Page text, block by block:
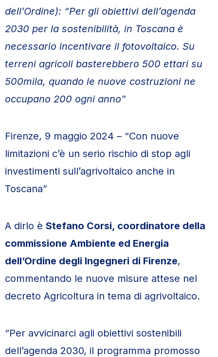
dell’Ordine): “Per gli obiettivi dell’agenda
2030 per la sostenibilità, in Toscana è
necessario incentivare il fotovoltaico. Su
terreni agricoli basterebbero 500 ettari su
500mila, quando le nuove costruzioni ne
occupano 200 ogni anno”
Firenze, 9 maggio 2024 – “Con nuove
limitazioni c’è un serio rischio di stop agli
investimenti sull’agrivoltaico anche in
Toscana”
A dirlo è Stefano Corsi, coordinatore della
commissione Ambiente ed Energia
dell’Ordine degli Ingegneri di Firenze,
commentando le nuove misure attese nel
decreto Agricoltura in tema di agrivoltaico.
“Per avvicinarci agli obiettivi sostenibili
dell’agenda 2030, il programma promosso